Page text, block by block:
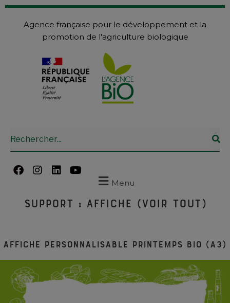
Agence française pour le développement et la
promotion de l'agriculture biologique
Menu
Support : Affiche (voir tout)
Affiche personnalisable Printemps BIO (A3)